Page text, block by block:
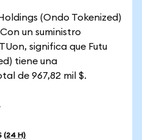
(Ondo Tokenized)
un suministro
significa que Futu
tiene una
de 967,82 mil $.
(24 H)